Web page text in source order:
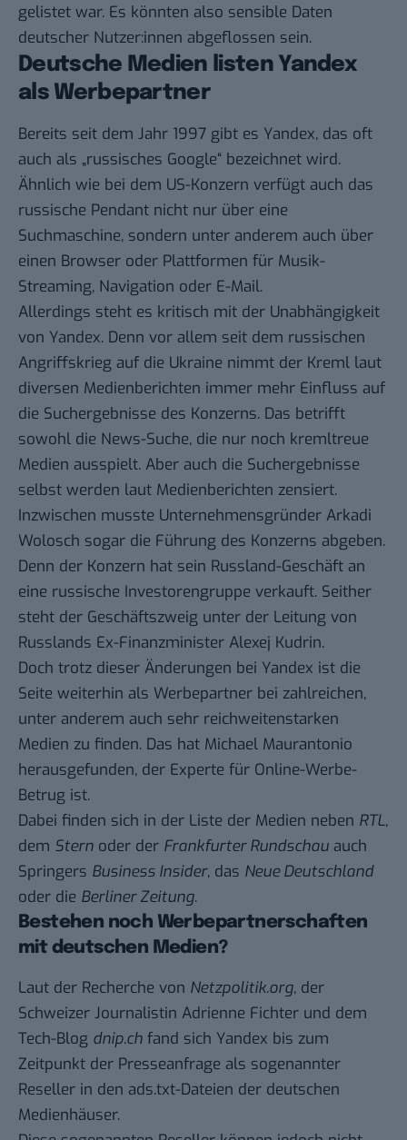
gelistet war. Es könnten also sensible Daten
deutscher Nutzer:innen abgeflossen sein.
Deutsche Medien listen Yandex
als Werbepartner
Bereits seit dem Jahr 1997 gibt es Yandex, das oft
auch als „russisches Google“ bezeichnet wird.
Ähnlich wie bei dem US-Konzern verfügt auch das
russische Pendant nicht nur über eine
Suchmaschine, sondern unter anderem auch über
einen Browser oder Plattformen für Musik-
Streaming, Navigation oder E-Mail.
Allerdings steht es kritisch mit der Unabhängigkeit
von Yandex. Denn vor allem seit dem russischen
Angriffskrieg auf die Ukraine nimmt der Kreml laut
diversen Medienberichten immer mehr Einfluss auf
die Suchergebnisse des Konzerns. Das betrifft
sowohl die News-Suche, die nur noch kremltreue
Medien ausspielt. Aber auch die Suchergebnisse
selbst werden laut Medienberichten zensiert.
Inzwischen musste Unternehmensgründer Arkadi
Wolosch sogar die Führung des Konzerns abgeben.
Denn der Konzern hat sein Russland-Geschäft an
eine russische Investorengruppe verkauft. Seither
steht der Geschäftszweig unter der Leitung von
Russlands Ex-Finanzminister Alexej Kudrin.
Doch trotz dieser Änderungen bei Yandex ist die
Seite weiterhin als Werbepartner bei zahlreichen,
unter anderem auch sehr reichweitenstarken
Medien zu finden. Das hat Michael Maurantonio
herausgefunden, der Experte für Online-Werbe-
Betrug ist.
Dabei finden sich in der Liste der Medien neben RTL,
dem Stern oder der Frankfurter Rundschau auch
Springers Business Insider, das Neue Deutschland
oder die Berliner Zeitung.
Bestehen noch Werbepartnerschaften
mit deutschen Medien?
Laut der Recherche von Netzpolitik.org, der
Schweizer Journalistin Adrienne Fichter und dem
Tech-Blog dnip.ch fand sich Yandex bis zum
Zeitpunkt der Presseanfrage als sogenannter
Reseller in den ads.txt-Dateien der deutschen
Medienhäuser.